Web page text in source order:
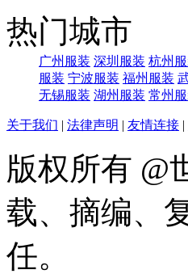
热门城市
广州服装 深圳服装 杭州
服装 宁波服装 福州服装
无锡服装 湖州服装 常州
关于我们 | 法律声明 | 友情连接 |
版权所有 @
载、摘编、
任。